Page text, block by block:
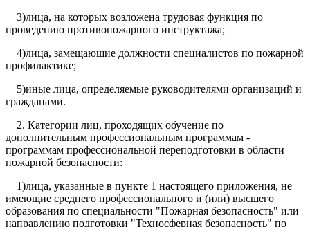
3)лица, на которых возложена трудовая функция по
проведению противопожарного инструктажа;
4)лица, замещающие должности специалистов по пожарной
профилактике;
5)иные лица, определяемые руководителями организаций и
гражданами.
2. Категории лиц, проходящих обучение по
дополнительным профессиональным программам -
программам профессиональной переподготовки в области
пожарной безопасности:
1)лица, указанные в пункте 1 настоящего приложения, не
имеющие среднего профессионального и (или) высшего
образования по специальности "Пожарная безопасность" или
направлению подготовки "Техносферная безопасность" по